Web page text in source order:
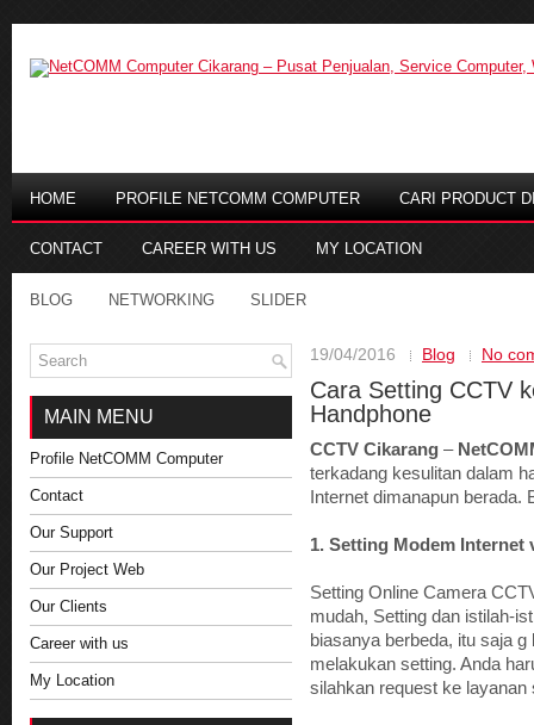
HOME PROFILE NETCOMM COMPUTER CARI PRODUCT
CONTACT CAREER WITH US MY LOCATION
BLOG NETWORKING SLIDER
19/04/2016 Blog No
Cara Setting CCTV
Handphone
CCTV Cikarang –
terkadang kesulitan dalam
Internet dimanapun
1. Setting Modem Internet
Setting Online Camera
mudah, Setting dan istilah-
biasanya berbeda, itu saja
melakukan setting. Anda
silahkan request ke layanan
MAIN MENU
Profile NetCOMM Computer
Contact
Our Support
Our Project Web
Our Clients
Career with us
My Location